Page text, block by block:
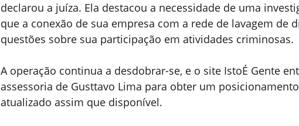
declarou a juíza. Ela destacou a necessidade de uma
que a conexão de sua empresa com a rede de lavagem de
questões sobre sua participação em atividades criminosas.
A operação continua a desdobrar-se, e o site IstoÉ Gente
assessoria de Gusttavo Lima para obter um
atualizado assim que disponível.